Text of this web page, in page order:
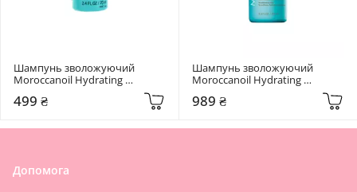
Шампунь зволожуючий
Moroccanoil Hydrating
499 ₴
Шампунь зволожуючий
Moroccanoil Hydrating
989 ₴
Допомога